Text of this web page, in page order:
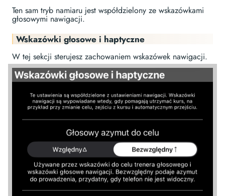
Ten sam tryb namiaru jest współdzielony ze wskazówkami
głosowymi nawigacji.
Wskazówki głosowe i haptyczne
W tej sekcji sterujesz zachowaniem wskazówek nawigacji.